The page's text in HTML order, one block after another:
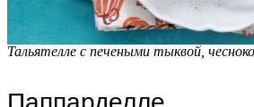
Тальятелле с печеными тыквой,